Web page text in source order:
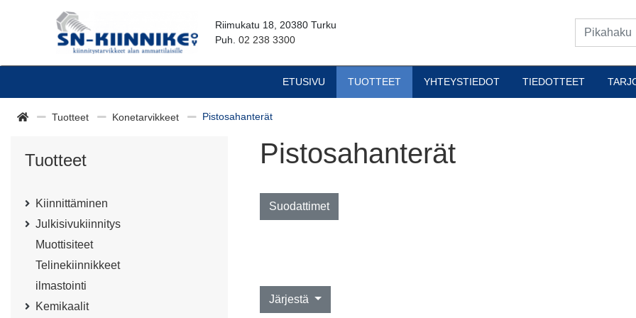
Riimukatu 18, 20380 Turku
Puh. 02 238 3300
ETUSIVU TUOTTEET YHTEYSTIEDOT TIEDOTTEET
Tuotteet Konetarvikkeet Pistosahanterät
Tuotteet
Kiinnittäminen
Julkisivukiinnitys
Muottisiteet
Telinekiinnikkeet
ilmastointi
Kemikaalit
Pistosahanterät
Suodattimet
Järjestä